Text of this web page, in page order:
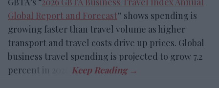
Global Report and Forecast” shows spending is
growing faster than travel volume as higher
transport and travel costs drive up prices. Global
business travel spending is projected to grow 7.2
percent in 2026.